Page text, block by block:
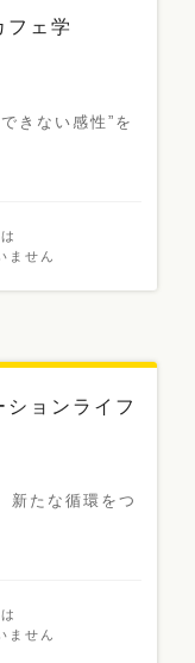
ェ学
きない感性”を
ません
ョンライフ
新たな循環をつ
ません